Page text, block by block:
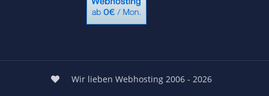
Wir lieben Webhosting 2006 - 2026